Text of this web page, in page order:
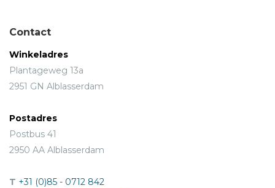
Contact
Winkeladres
Plantageweg 13a
2951 GN Alblasserdam
Postadres
Postbus 41
2950 AA Alblasserdam
T +31 (0)85 - 0712 842